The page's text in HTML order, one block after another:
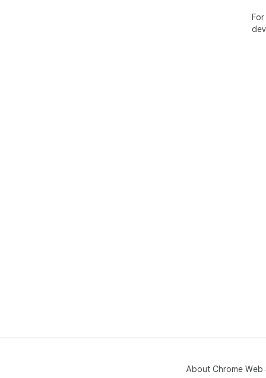
About Chrome Web